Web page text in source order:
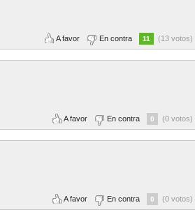
A favor En contra 11 (13 votos)
A favor En contra 0 (0 votos)
A favor En contra 0 (0 votos)